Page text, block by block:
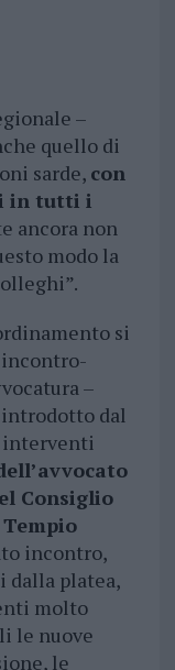
–
quello di
sarde, con
in tutti i
ancora non
modo la
si
–
dal
interventi
Consiglio
incontro,
dalla platea,
molto
le nuove
le